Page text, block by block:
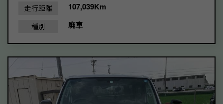
走行距離 107,039Km
種別 廃車